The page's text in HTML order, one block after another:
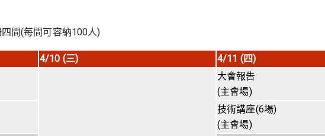
間(每間可容納100人)
4/10 (三) 4/11 (四)
大會報告
(主會場)
技術講座(6場)
(主會場)